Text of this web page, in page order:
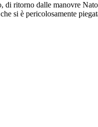
di ritorno dalle manovre
si è pericolosamente